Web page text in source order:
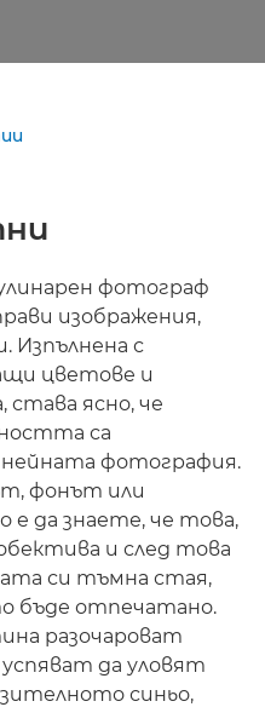
фотограф
изображения,
Изпълнена с
цветове и
става ясно, че
са
фотография.
фонът или
е да знаете, че това,
и след това
си тъмна стая,
бъде отпечатано.
разочароват
да уловят
синьо,